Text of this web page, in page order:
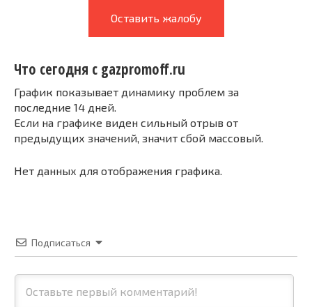
Оставить жалобу
Что сегодня с gazpromoff.ru
График показывает динамику проблем за
последние 14 дней.
Если на графике виден сильный отрыв от
предыдущих значений, значит сбой массовый.
Нет данных для отображения графика.
Подписаться